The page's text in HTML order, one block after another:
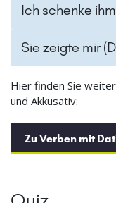
Ich schenke
Sie zeigte mir
Hier finden Sie
und Akkusativ:
Zu Verben mit